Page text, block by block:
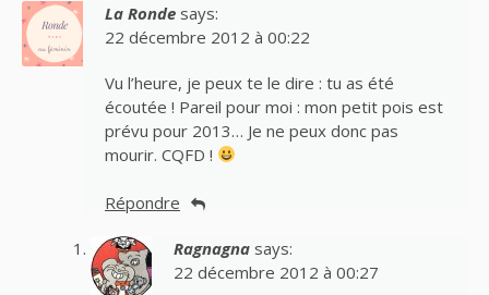
La Ronde says:
22 décembre 2012 à 00:22
Vu l’heure, je peux te le dire : tu as été
écoutée ! Pareil pour moi : mon petit pois est
prévu pour 2013… Je ne peux donc pas
mourir. CQFD !
Répondre
Ragnagna says:
22 décembre 2012 à 00:27